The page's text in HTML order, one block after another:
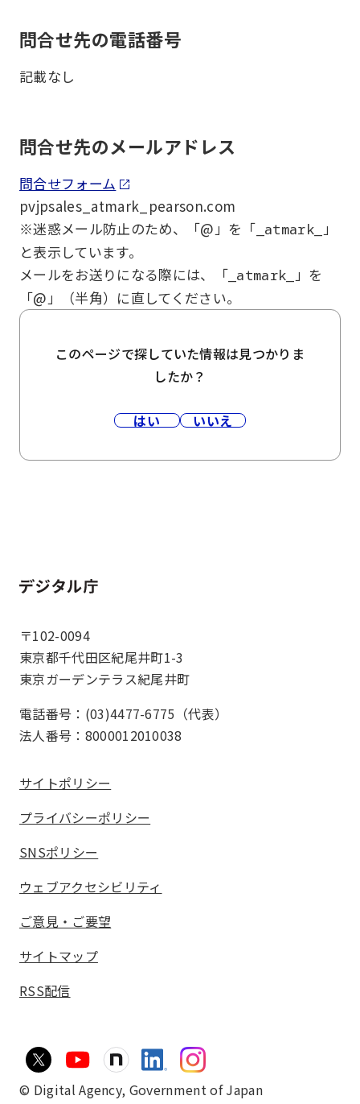
問合せ先の電話番号
記載なし
問合せ先のメールアドレス
問合せフォーム
pvjpsales_atmark_pearson.com
※迷惑メール防止のため、「@」を「 _atmark_ 」
と表示しています。
メールをお送りになる際には、「 _atmark_ 」を
「@」（半角）に直してください。
このページで探していた情報は見つかりま
したか？
はい いいえ
ホーム
〒102-0094
東京都千代田区紀尾井町1-3
東京ガーデンテラス紀尾井町
電話番号：(03)4477-6775（代表）
法人番号：8000012010038
サイトポリシー
プライバシーポリシー
SNSポリシー
ウェブアクセシビリティ
ご意見・ご要望
サイトマップ
RSS配信
© Digital Agency, Government of Japan